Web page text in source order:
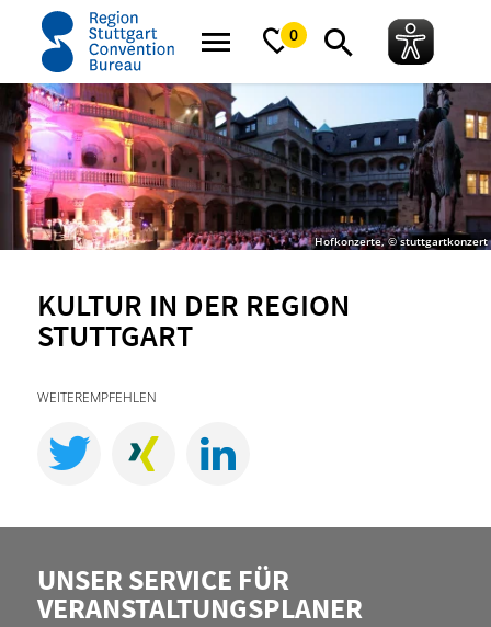
0
Startseite Region Stuttgart Kultur in der Region Stuttgart
Hofkonzerte, © stuttgartkonzert
KULTUR IN DER REGION
STUTTGART
WEITEREMPFEHLEN
UNSER SERVICE FÜR
VERANSTALTUNGSPLANER